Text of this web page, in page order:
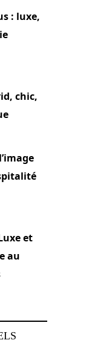
: luxe,
chic,
et
au